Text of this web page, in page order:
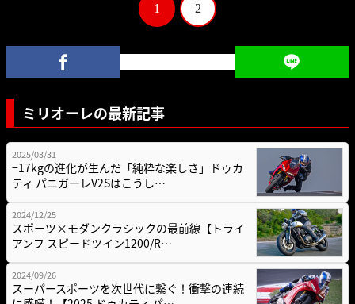
1 2
ミリオーレの最新記事
2025/03/31
−17kgの進化が生んだ「純粋な楽しさ」ドゥカ
ティ パニガーレV2Sはこうし…
2024/12/25
スポーツ×モダンクラシックの最前線【トライ
アンフ スピードツイン1200/R…
2024/09/26
スーパースポーツを次世代に繋ぐ！衝撃の連続